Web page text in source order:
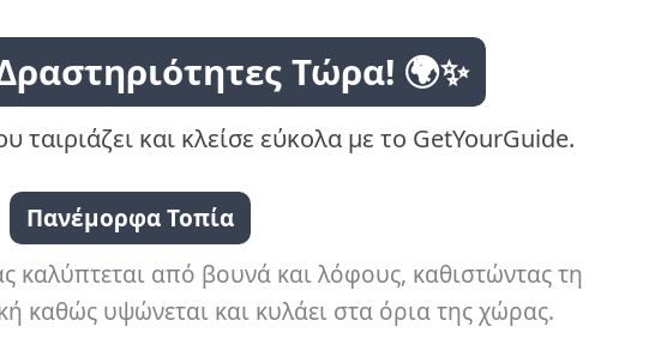
Τώρα! 🌍✨
ταιριάζει και κλείσε εύκολα με το GetYourGuide.
Πανέμορφα Τοπία
καλύπτεται από βουνά και λόφους, καθιστώντας τη
καθώς υψώνεται και κυλάει στα όρια της χώρας.